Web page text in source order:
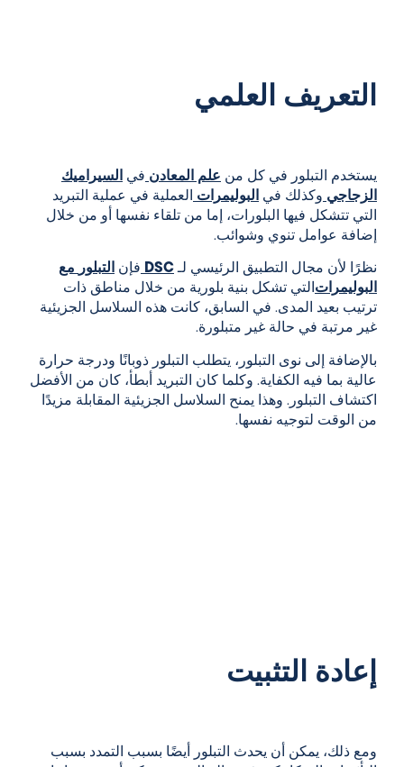
التعريف العلمي
يستخدم التبلور في كل من علم المعادن في
السيراميك
الزجاجي وكذلك في البوليمرات
العملية في عملية التبريد
التي تتشكل فيها البلورات، إما من تلقاء نفسها أو من خلال
إضافة عوامل تنوي وشوائب.
نظرًا لأن مجال التطبيق الرئيسي لـDSC فإن التبلور مع
البوليمراتالتي تشكل بنية بلورية من خلال مناطق ذات
ترتيب بعيد المدى. في السابق، كانت هذه السلاسل الجزيئية
غير مرتبة في حالة غير متبلورة.
بالإضافة إلى نوى التبلور، يتطلب التبلور ذوبانًا ودرجة حرارة
عالية بما فيه الكفاية. وكلما كان التبريد أبطأ، كان من الأفضل
اكتشاف التبلور. وهذا يمنح
السلاسل الجزيئية المقابلة مزيدًا
من الوقت لتوجيه نفسها.
إعادة التثبيت
ومع ذلك، يمكن أن يحدث التبلور أيضًا بسبب التمدد بسبب